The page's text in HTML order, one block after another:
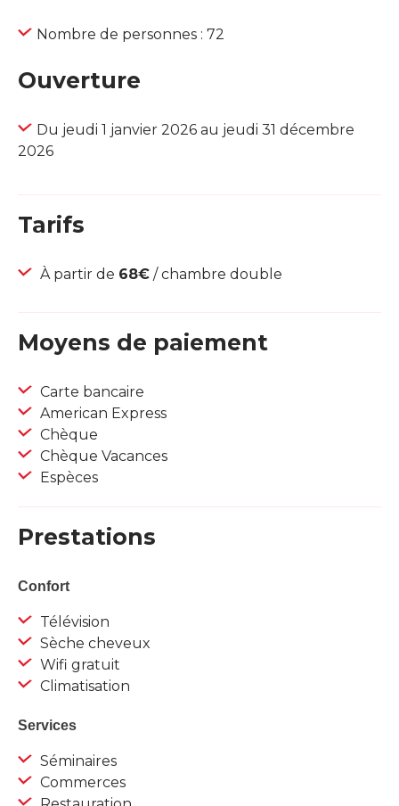
Nombre de personnes : 72
Ouverture
Du jeudi 1 janvier 2026 au jeudi 31 décembre
2026
Tarifs
À partir de 68€ / chambre double
Moyens de paiement
Carte bancaire
American Express
Chèque
Chèque Vacances
Espèces
Prestations
Confort
Télévision
Sèche cheveux
Wifi gratuit
Climatisation
Services
Séminaires
Commerces